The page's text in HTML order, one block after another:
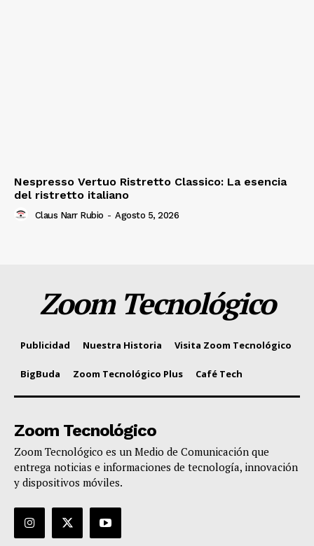
Nespresso Vertuo Ristretto Classico: La esencia
del ristretto italiano
Claus Narr Rubio - Agosto 5, 2026
Zoom Tecnológico
Publicidad Nuestra Historia Visita Zoom Tecnológico
BigBuda Zoom Tecnológico Plus Café Tech
Zoom Tecnológico
Zoom Tecnológico es un Medio de Comunicación que
entrega noticias e informaciones de tecnología, innovación
y dispositivos móviles.